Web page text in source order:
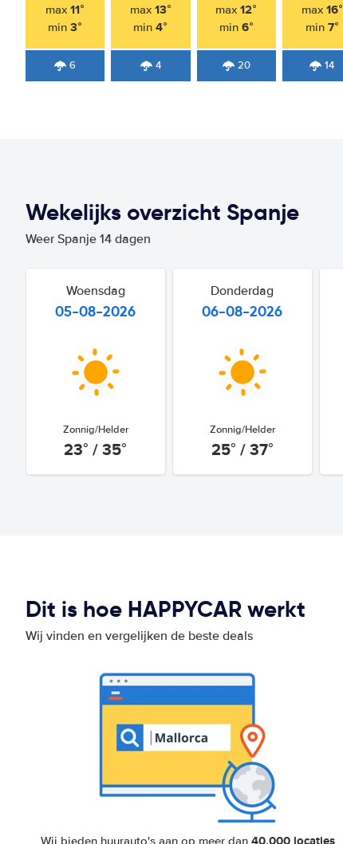
max11°
min3°
6
max 13°
min4°
4
max12°
min 6°
20
max 16°
min 7°
14
Wekelijks overzicht Spanje
Weer Spanje 14 dagen
Woensdag
05-08-2026
Zonnig/Helder
23° / 35°
Donderdag
06-08-2026
Zonnig/Helder
25° / 37°
Dit is hoe HAPPYCAR werkt
Wij vinden en vergelijken de beste deals
Wij bieden huurauto's aan op meer dan